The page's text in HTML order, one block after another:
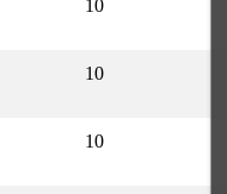
10
10
10